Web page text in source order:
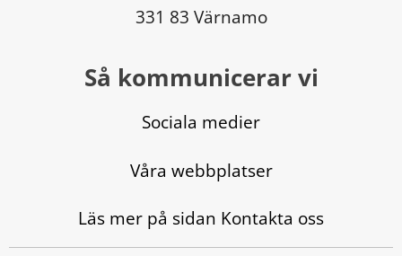
331 83 Värnamo
Så kommunicerar vi
Sociala medier
Våra webbplatser
Läs mer på sidan Kontakta oss